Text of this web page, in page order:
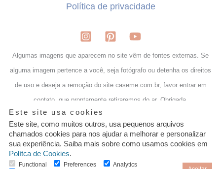
Política de privacidade
Algumas imagens que aparecem no site vêm de fontes externas. Se
alguma imagem pertence a você, seja fotógrafo ou detenha os direitos
de uso e deseja a remoção do site caseme.com.br, favor entrar em
contato, que prontamente retiraremos do ar. Obrigada.
Lejour Presentes LTDA | CNPJ: 29.009.8111/0001-35
Um site de casamento por quem faz casamento
Este site usa cookies
Este site, como muitos outros, usa pequenos arquivos
chamados cookies para nos ajudar a melhorar e personalizar
sua experiência. Saiba mais sobre como usamos cookies em
Polítca de Cookies.
Cookie
Functional Preferences Analytics